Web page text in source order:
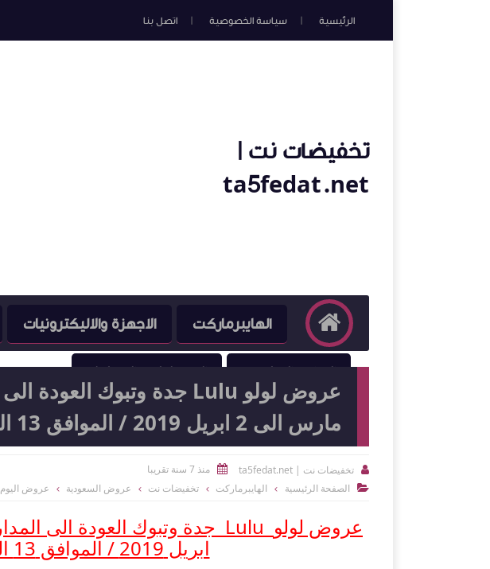
الرئيسية سياسة الخصوصية اتصل بنا
تخفيضات نت |
ta5fedat.net
الهايبرماركت الاجهزة والاليكترونيات
النوادي الرياضية الصيدليات والمعامل
مارس الى 2 ابريل 2019 / الموافق 13 الى 26 رجب
 تخفيضات نت | ta5fedat.net  منذ 7 سنة تقريبا
 الصفحة الرئيسية الهايبرماركت تخفيضات نت عروض السعودية عروض اليوم
عروض لولو
ابريل 2019 / الموافق 13 الى 26 رجب